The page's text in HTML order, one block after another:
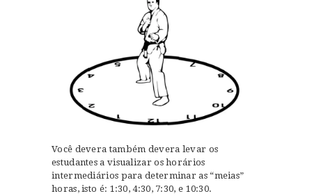
Você devera também devera levar os
estudantes a visualizar os horários
intermediários para determinar as “meias”
horas, isto é: 1:30, 4:30, 7:30, e 10:30.